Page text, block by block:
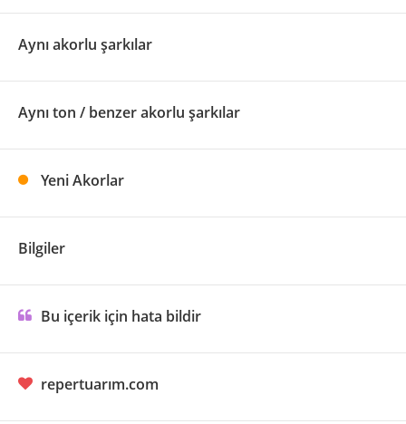
Aynı akorlu şarkılar
Aynı ton / benzer akorlu şarkılar
Yeni Akorlar
Bilgiler
Bu içerik için hata bildir
repertuarım.com